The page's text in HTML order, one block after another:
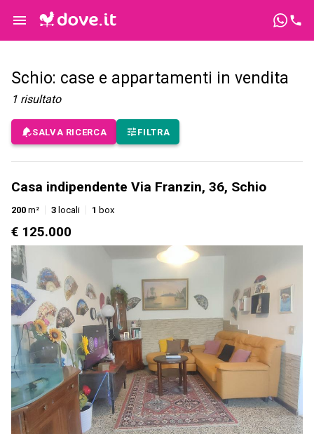
Schio: case e appartamenti in vendita
1 risultato
SALVA RICERCA FILTRA
Casa indipendente Via Franzin, 36, Schio
200 m² 3 locali 1 box
€ 125.000